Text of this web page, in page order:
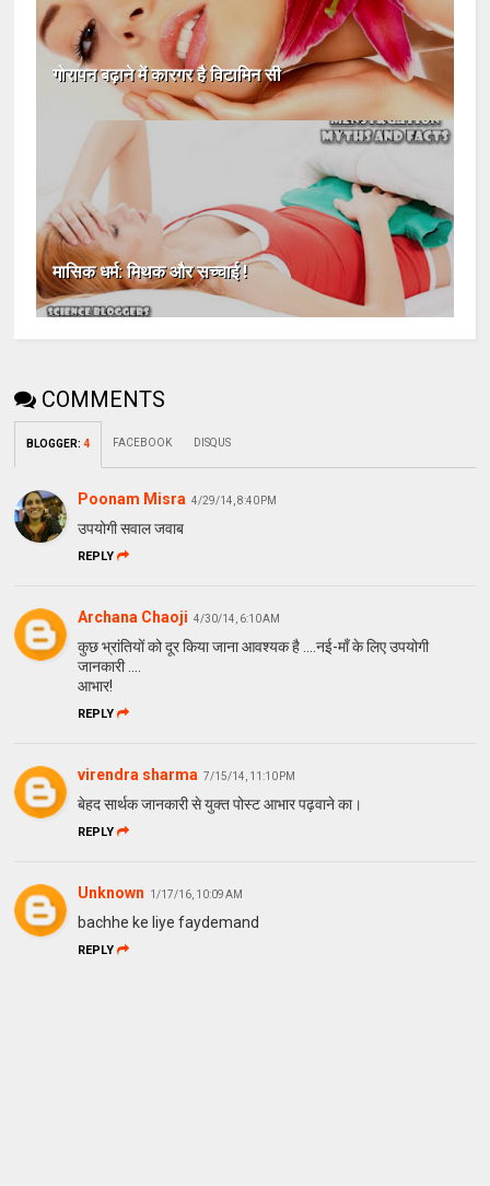
गोरापन बढ़ाने में कारगर है विटामिन सी
मासिक धर्म: मिथक और सच्चाई !
COMMENTS
BLOGGER:4 FACEBOOK DISQUS
Poonam Misra 4/29/14, 8:40 PM
उपयोगी सवाल जवाब
REPLY
Archana Chaoji 4/30/14, 6:10 AM
कुछ भ्रांतियों को दूर किया जाना आवश्यक है ....नई-माँ के लिए उपयोगी
जानकारी ....
आभार!
REPLY
virendra sharma 7/15/14, 11:10 PM
बेहद सार्थक जानकारी से युक्त पोस्ट आभार पढ़वाने का।
REPLY
Unknown 1/17/16, 10:09 AM
bachhe ke liye faydemand
REPLY